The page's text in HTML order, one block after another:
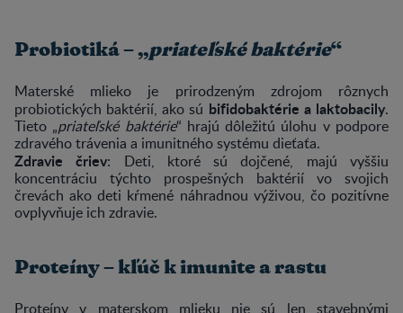
Probiotiká – „priateľské baktérie“
Materské mlieko je prirodzeným zdrojom rôznych
probiotických baktérií, ako sú bifidobaktérie a laktobacily.
Tieto „priateľské baktérie“ hrajú dôležitú úlohu v podpore
zdravého trávenia a imunitného systému dieťaťa.
Zdravie čriev: Deti, ktoré sú dojčené, majú vyššiu
koncentráciu týchto prospešných baktérií vo svojich
črevách ako deti kŕmené náhradnou výživou, čo pozitívne
ovplyvňuje ich zdravie.
Proteíny – kľúč k imunite a rastu
Proteíny v materskom mlieku nie sú len stavebnými